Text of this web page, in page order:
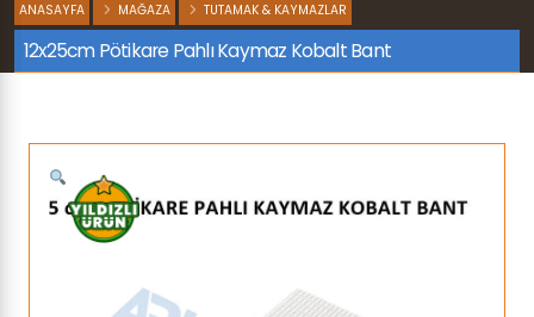
ANASAYFA MAĞAZA TUTAMAK & KAYMAZLAR
12x25cm Pötikare Pahlı Kaymaz Kobalt Bant